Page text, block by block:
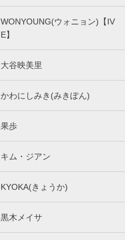
WONYOUNG(ウォニョン)【IV
E】
大谷映美里
かわにしみき(みきぽん)
果歩
キム・ジアン
KYOKA(きょうか)
黒木メイサ